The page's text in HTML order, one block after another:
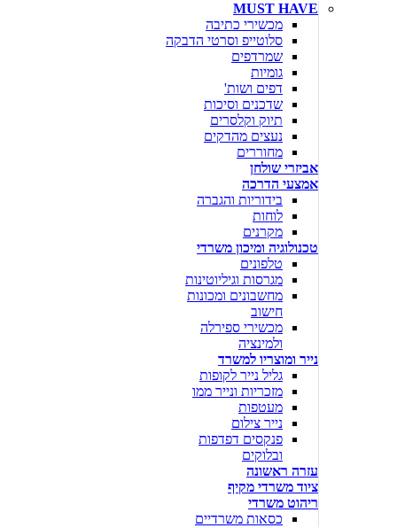
MUST HAVE
מכשירי כתיבה
סלוטייפ וסרטי הדבקה
שמרדפים
גומיות
דפים ושות'
שדכנים וסיכות
תיוק וקלסרים
נעצים מהדקים
מחוררים
אביזרי שולחן
אמצעי הדרכה
בידוריות והגברה
לוחות
מקרנים
טכנולוגיה ומיכון משרדי
טלפונים
מגרסות וגיליוטינות
מחשבונים ומכונות
חישוב
מכשירי ספירלה
ולמינציה
נייר ומוצריו למשרד
גליל נייר לקופות
מזכריות ונייר ממו
מעטפות
נייר צילום
פנקסים דפדפות
ובלוקים
עזרה ראשונה
ציוד משרדי מקיף
ריהוט משרדי
כסאות משרדיים